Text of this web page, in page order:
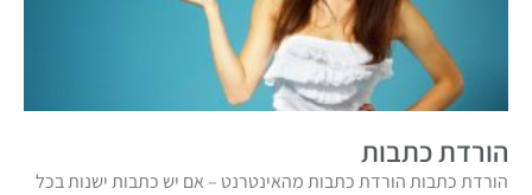
הורדת כתבות
הורדת כתבות הורדת כתבות מהאינטרנט – אם יש כתבות ישנות בכל